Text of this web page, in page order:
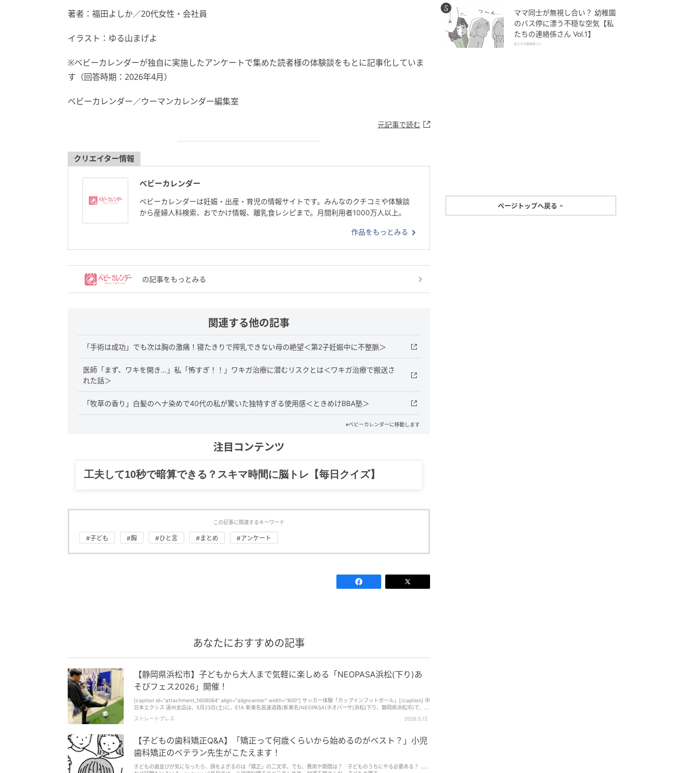
著者：福田よしか／20代女性・会社員
イラスト：ゆる山まげよ
※ベビーカレンダーが独自に実施したアンケートで集めた読者様の体験談をもとに記事化していま
す（回答時期：2026年4月）
ベビーカレンダー／ウーマンカレンダー編集室
元記事で読む
クリエイター情報
ベビーカレンダー
ベビーカレンダーは妊娠・出産・育児の情報サイトです。みんなのクチコミや体験談
から産婦人科検索、おでかけ情報、離乳食レシピまで。月間利用者1000万人以上。
作品をもっとみる
の記事をもっとみる
関連する他の記事
「手術は成功」でも次は胸の激痛！寝たきりで搾乳できない母の絶望＜第2子妊娠中に不整脈＞
医師「まず、ワキを開き…」私「怖すぎ！！」ワキガ治療に潜むリスクとは＜ワキガ治療で搬送さ
れた話＞
「牧草の香り」白髪のヘナ染めで40代の私が驚いた独特すぎる使用感＜ときめけBBA塾＞
※ベビーカレンダーに移動します
注目コンテンツ
グルメ、ギャグ、子育て、旅行記……全部、読めます。
この記事に関連するキーワード
#子ども #胸 #ひと言 #まとめ #アンケート
あなたにおすすめの記事
【静岡県浜松市】子どもから大人まで気軽に楽しめる「NEOPASA浜松(下り)あ
そびフェス2026」開催！
[caption id="attachment_1608084" align="aligncenter" width="600"] サッカー体験「カップインフットボール」[/caption] 中
日本エクシス 遠州支店は、5月23日(土)に、E1A 新東名高速道路(新東名)NEOPASA(ネオパーサ)浜松(下り、静岡県浜松市)で、
id="attachment_1608085" align="aligncenter" width="600"] バレーボール体験[/caption] 「NEOPASA浜松(下り)あそびフェ
ツなど、多彩な「あそび」体験ブースを出展するとのこと。 ジュビロ磐田によるサッカー体験「カップインフットボール」ブー
スや、ブレス浜松によるバレーボール体験ブース、 [caption id="attachment_1608088" align="aligncenter" width="600"] eス
ポーツ体験[/caption] 静岡医療科学専門大学校によるeスポーツ体験ブースや、ストレッチ・脳トレ・体力測定体験ブース、
[caption id="attachment_1608086" align="aligncenter" width="600"] けん玉体験・けん玉検定[/caption] さらに、黄桜じいじ
によるけん玉体験・けん玉検定ブース、 [caption id="attachment_1608087" align="aligncenter" width="600"] 指スケートボ
ード体験[/caption] 神田工業による指スケートボード体験ブースなど、様々な「あそび」を体験できる。 キャラクターグリーテ
ストレートプレス 2026.5.12
【子どもの歯科矯正Q&A】「矯正って何歳くらいから始めるのがベスト？」小児
歯科矯正のベテラン先生がこたえます！
子どもの歯並びが気になったら、頭をよぎるのは「矯正」の二文字。でも、費用や期間は？ 子どものうちにやる必要ある？ ……
ママ同士が無視し合い？ 幼稚園
のバス停に漂う不穏な空気【私
たちの連絡係さん Vol.1】
私たちの連絡係さん
ページトップへ戻る